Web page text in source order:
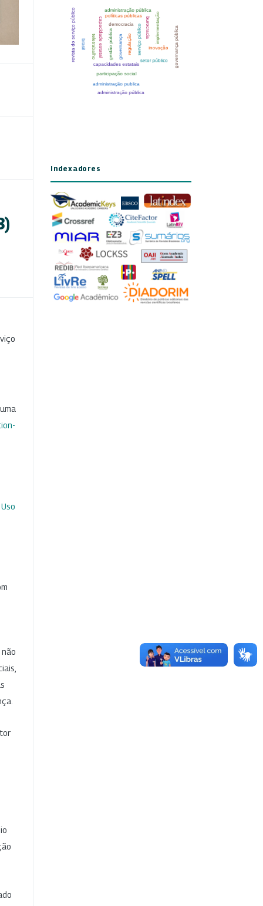
Indexadores